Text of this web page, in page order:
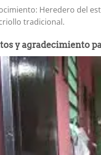
Heredero del
tradicional.
y agradecimiento